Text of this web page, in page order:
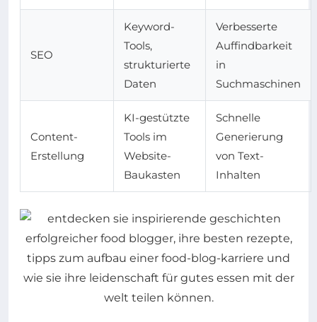
SEO
Keyword-
Tools,
strukturierte
Daten
Verbesserte
Auffindbarkeit
in
Suchmaschinen
Content-
Erstellung
KI-gestützte
Tools im
Website-
Baukasten
Schnelle
Generierung
von Text-
Inhalten